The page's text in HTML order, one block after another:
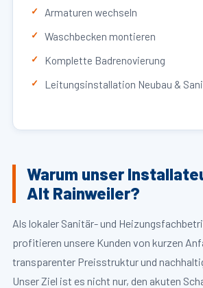
Armaturen wechseln
Waschbecken montieren
Komplette Badrenovierung
Leitungsinstallation Neubau &
Warum unser
Alt Rainweiler?
Als lokaler Sanitär- und
profitieren unsere Kunden von kurzen
transparenter Preisstruktur und
Unser Ziel ist es nicht nur, den akuten